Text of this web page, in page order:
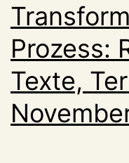
an
Prozess:
Texte,